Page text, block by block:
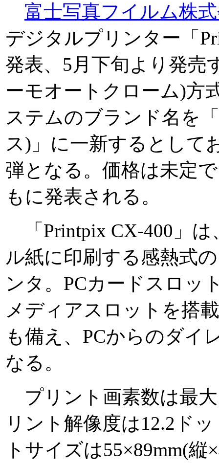
富士写真フイルム株
デジタルプリンター「
発表、5月下旬より発売
ーモオートクローム)方
ステムのブランド名を
ス)」に一新するとして
弾となる。価格は未定
もに発表される。
「Printpix CX-400」は
ル紙に印刷する感熱式
ンタ。PCカードスロッ
メディアスロットを搭
も備え、PCからのダイ
なる。
プリント画素数は最大
リント解像度は12.2ド
トサイズは55×89mm(縦